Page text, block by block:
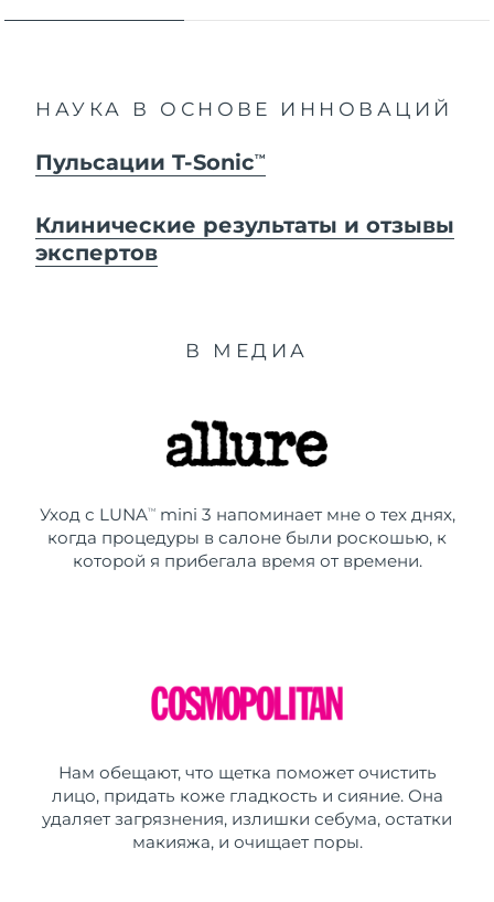
НАУКА В ОСНОВЕ ИННОВАЦИЙ
Пульсации T-SonicTM
Клинические результаты и отзывы
экспертов
В МЕДИА
Уход с LUNATMmini 3 напоминает мне о тех днях,
когда процедуры в салоне были роскошью, к
которой я прибегала время от времени.
Нам обещают, что щетка поможет очистить
лицо, придать коже гладкость и сияние. Она
удаляет загрязнения, излишки себума, остатки
макияжа, и очищает поры.